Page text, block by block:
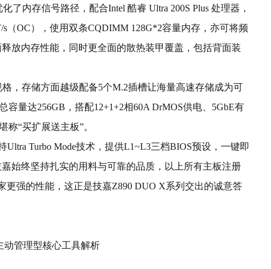
内存信号路径，配合Intel 酷睿 Ultra 200S Plus 处理器，
（OC），使用双条CQDIMM 128G*2容量内存，亦可将频
放内存性能，同时更全面的散热装甲覆盖，包括背面装
，存储方面越级配备5个M.2插槽让海量高速存储成为可
量达256GB，搭配12+1+2相60A DrMOS供电、5GbE有
称“买扩展送主板”。
Turbo Mode技术，提供L1~L3三档BIOS预设，一键即
始终坚持扎实的用料与可靠的品质，以上所有主板注册
强的性能，这正是技嘉Z890 DUO X系列交出的诚意答
动管理型核心工具解析